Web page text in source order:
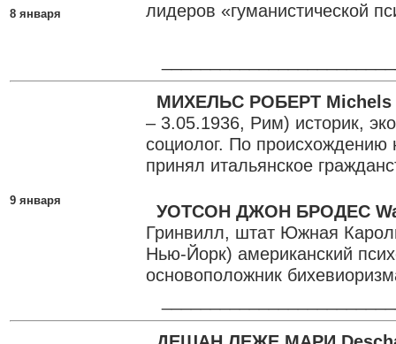
8 января
лидеров «гуманистической
9 января
МИХЕЛЬС РОБЕРТ Michels
– 3.05.1936, Рим) историк,
социолог. По происхождению
принял итальянское
УОТСОН ДЖОН БРОДЕС
Гринвилл, штат Южная
Нью-Йорк) американский
основоположник